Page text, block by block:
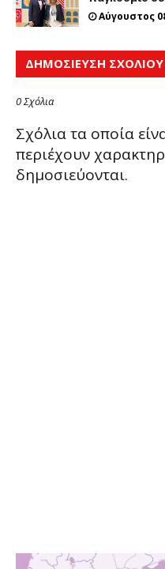
Αύγουστος
ΔΗΜΟΣΊΕΥΣΗ ΣΧΟΛΊΟΥ
0 Σχόλια
Σχόλια τα οποία
περιέχουν
δημοσιεύονται.